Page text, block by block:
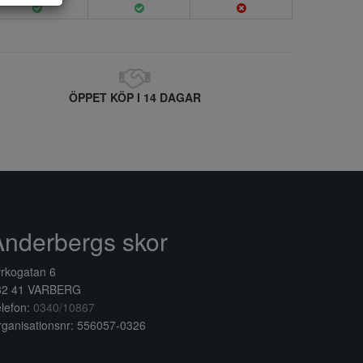
ÖPPET KÖP I 14 DAGAR
skor
6
41 VARBERG
0340/10867
556057-0326